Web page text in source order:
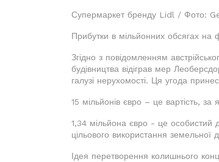
Супермаркет бренду Lidl / Фото:
Прибутки в мільйонних обсягах на
Згідно з повідомленням
будівництва відіграв мер
галузі нерухомості. Ця угода
15 мільйонів євро – це вартість,
1,34 мільйона євро - це особистий
цільового використання земельної
Ідея перетворення колишнього